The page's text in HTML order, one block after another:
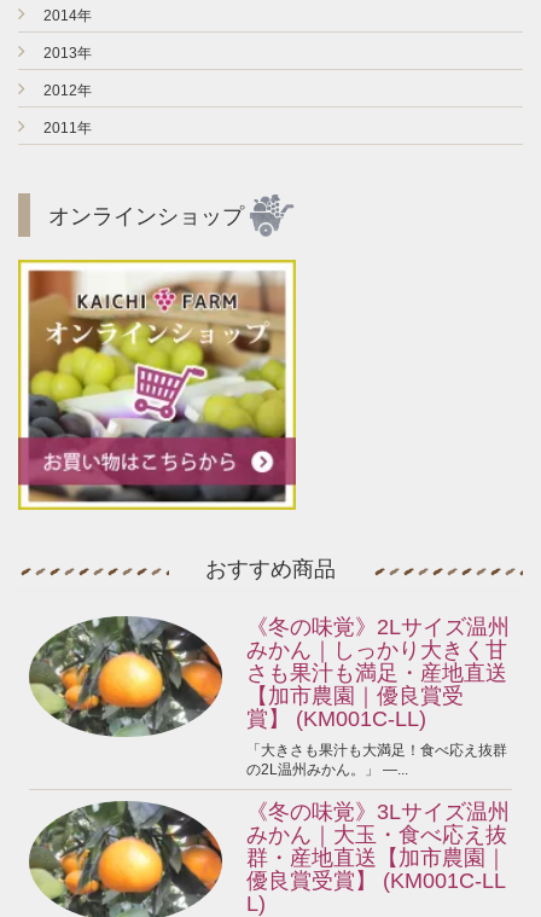
2014年
2013年
2012年
2011年
オンラインショップ
おすすめ商品
《冬の味覚》2Lサイズ温州
みかん｜しっかり大きく甘
さも果汁も満足・産地直送
【加市農園｜優良賞受
賞】 (KM001C-LL)
「大きさも果汁も大満足！食べ応え抜群
の2L温州みかん。」 —...
《冬の味覚》3Lサイズ温州
みかん｜大玉・食べ応え抜
群・産地直送【加市農園｜
優良賞受賞】 (KM001C-LL
L)